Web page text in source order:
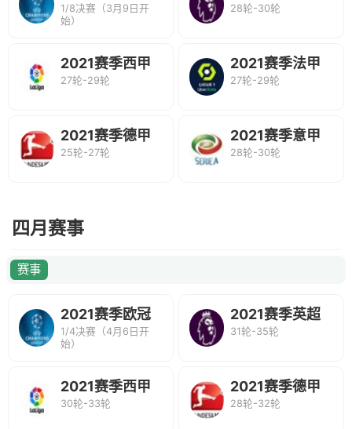
联赛
1/8决赛（3月9日开
始）
联赛
28轮-30轮
2021赛季西甲
联赛
27轮-29轮
2021赛季法甲
联赛
27轮-29轮
2021赛季德甲
联赛
25轮-27轮
2021赛季意甲
联赛
28轮-30轮
四月赛事
赛事
2021赛季欧冠
联赛
1/4决赛（4月6日开
始）
2021赛季英超
联赛
31轮-35轮
2021赛季西甲
联赛
30轮-33轮
2021赛季德甲
联赛
28轮-32轮